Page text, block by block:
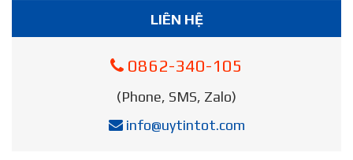
LIÊN HỆ
0862-340-105
(Phone, SMS, Zalo)
info@uytintot.com